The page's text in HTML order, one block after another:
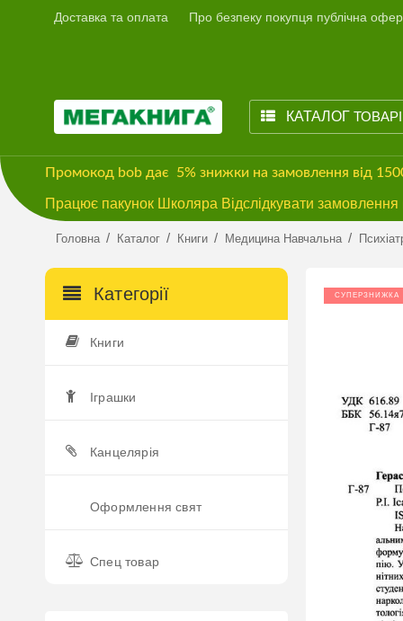
Доставка та оплата Про безпеку покупця публічна
КАТАЛОГ
Промокод bob дає 5% знижки на замовлення від
Працює пакунок Школяра Відслідкувати
Головна / Каталог / Книги / Медицина Навчальна /
Категорії
Книги
Іграшки
Канцелярія
Оформлення свят
Спец товар
СУПЕРЗНИЖКА